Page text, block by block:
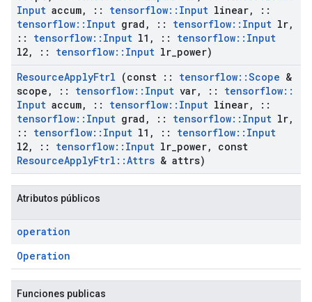
Input accum, :: tensorflow:: Input linear,
::
tensorflow:: Input grad , :: tensorflow:: Input lr,
::
tensorflow:: Input l1 , :: tensorflow:: Input
l2, :: tensorflow:: Input lr power)
ResourceApplyFtrl (const :: tensorflow::Scope &
scope , :: tensorflow:: Input var, :: tensorflow::
Input accum, :: tensorflow:: Input linear,
::
tensorflow:: Input grad , :: tensorflow:: Input lr,
::
tensorflow:: Input l1 , :: tensorflow:: Input
l2, :: tensorflow:: Input lr power,
const
ResourceApplyFtrl ::Attrs & attrs)
Atributos públicos
operation
Operation
Funciones publicas